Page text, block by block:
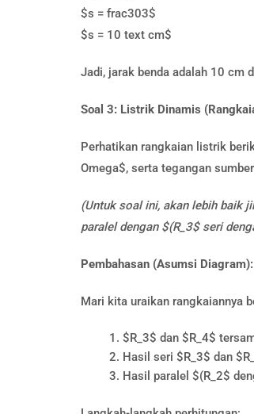
$s = frac303$
$s = 10 text cm$
Jadi, jarak benda adalah 10 cm
Soal 3: Listrik Dinamis
Perhatikan rangkaian listrik
Omega$, serta tegangan
(Untuk soal ini, akan lebih baik
paralel dengan $(R_3$ seri
Pembahasan (Asumsi Diagram):
Mari kita uraikan rangkaiannya
$R_3$ dan $R_4$
Hasil seri $R_3$ dan
Hasil paralel $(R_2$